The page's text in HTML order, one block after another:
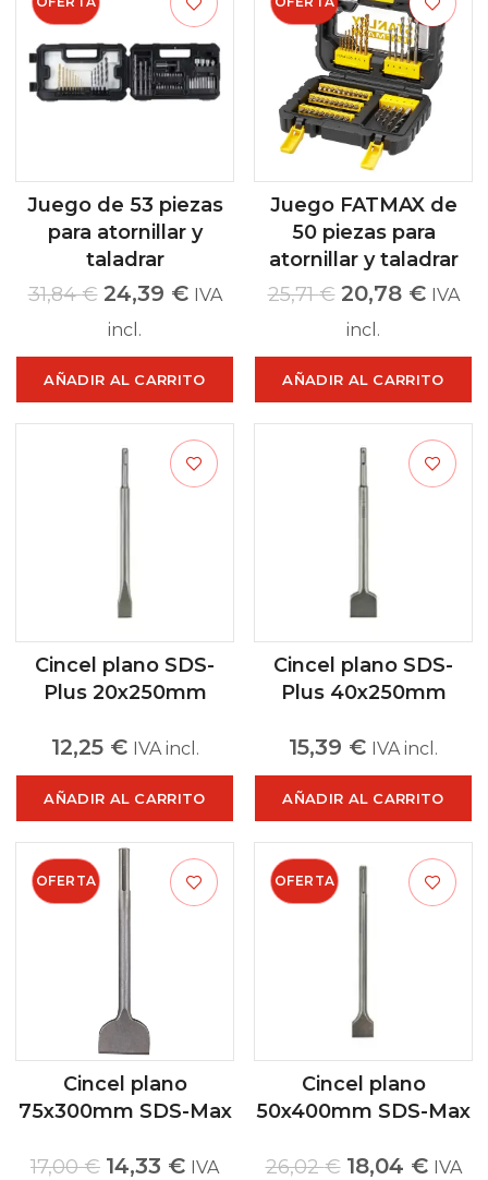
Juego de 53 piezas
para atornillar y
taladrar
31,84€ 24,39 € IVA
incl.
AÑADIR AL CARRITO
Juego FATMAX de
50 piezas para
atornillar y taladrar
25,71€ 20,78 € IVA
incl.
AÑADIR AL CARRITO
Cincel plano SDS-
Plus 20x250mm
12,25 € IVA incl.
AÑADIR AL CARRITO
Cincel plano SDS-
Plus 40x250mm
15,39 € IVA incl.
AÑADIR AL CARRITO
OFERTA
Cincel plano
75x300mm SDS-Max
17,00€ 14,33 € IVA
OFERTA
Cincel plano
50x400mm SDS-Max
26,02€ 18,04 € IVA